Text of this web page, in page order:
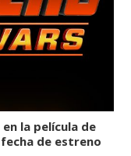
la película de
de estreno